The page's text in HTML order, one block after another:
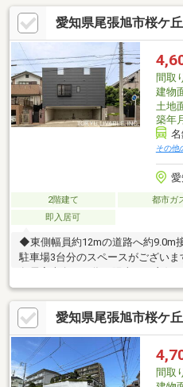
戸もあります。名鉄瀬戸線「印場
は落ち着いた住宅街が広がる住環
車もほとんど通らないためお子様
地。＼周辺施設／白鳳小学校 徒
小幡緑地 徒歩4分＼定休日無し、
軽にお問い合わせください！／
愛知県尾張旭市桜ケ
間取
建物
土地
築年
その他
2階建て 都市ガ
即入居可
◆東側幅員約12mの道路へ約9.0m
駐車場3台分のスペースがござい
せて２世帯住宅や事務所としても
に存しております。◆広々とした
◆2階部分の約10畳には、ウォーク
の収納あり◆2025年5月外壁塗装
車も可
愛知県尾張旭市桜ケ
間取